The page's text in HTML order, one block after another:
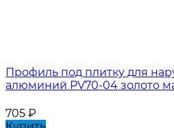
Профиль под плитку для
алюминий PV70-04 золото
705 ₽